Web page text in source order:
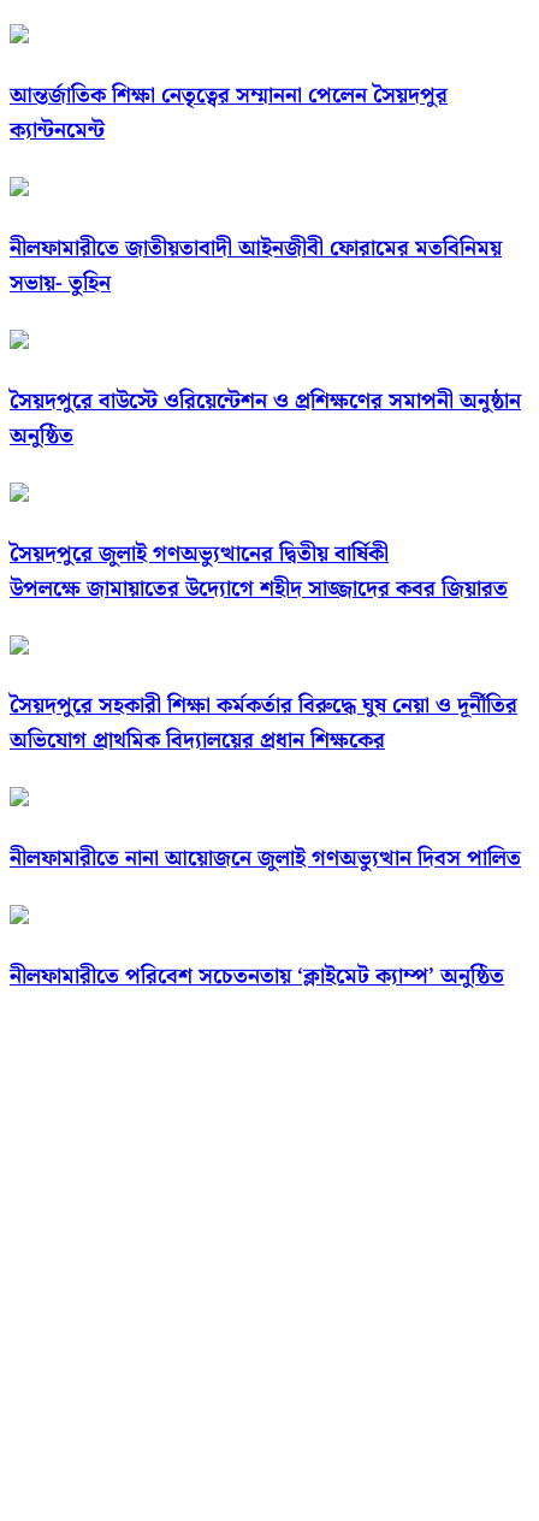
আন্তর্জাতিক শিক্ষা নেতৃত্বের সম্মাননা পেলেন সৈয়দপুর
ক্যান্টনমেন্ট
নীলফামারীতে জাতীয়তাবাদী আইনজীবী ফোরামের মতবিনিময়
সভায়- তুহিন
সৈয়দপুরে বাউস্টে ওরিয়েন্টেশন ও প্রশিক্ষণের সমাপনী অনুষ্ঠান
অনুষ্ঠিত
সৈয়দপুরে জুলাই গণঅভ্যুত্থানের দ্বিতীয় বার্ষিকী
উপলক্ষে জামায়াতের উদ্যোগে শহীদ সাজ্জাদের কবর জিয়ারত
সৈয়দপুরে সহকারী শিক্ষা কর্মকর্তার বিরুদ্ধে ঘুষ নেয়া ও দূর্নীতির
অভিযোগ প্রাথমিক বিদ্যালয়ের প্রধান শিক্ষকের
নীলফামারীতে নানা আয়োজনে জুলাই গণঅভ্যুত্থান দিবস পালিত
নীলফামারীতে পরিবেশ সচেতনতায় ‘ক্লাইমেট ক্যাম্প’ অনুষ্ঠিত